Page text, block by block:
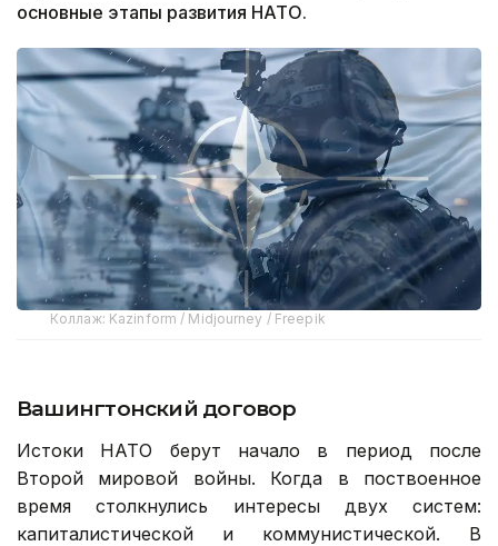
основные этапы развития НАТО.
Коллаж: Kazinform / Midjourney / Freepik
Вашингтонский договор
Истоки НАТО берут начало в период после
Второй мировой войны. Когда в поствоенное
время столкнулись интересы двух систем:
капиталистической и коммунистической. В